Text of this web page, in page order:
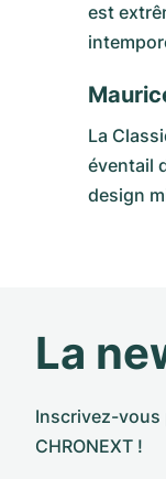
est
La
éventail
design
La
Inscrivez-vous
CHRONEXT !